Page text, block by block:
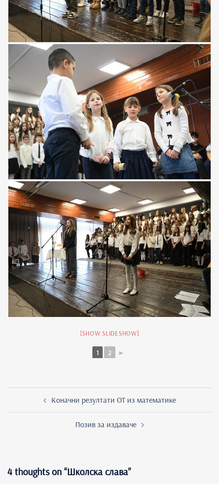
[SHOW SLIDESHOW]
1 2 ►
navigationКоначни резултати ОТ из математике
Позив за издаваче
4 thoughts on “Школска слава”